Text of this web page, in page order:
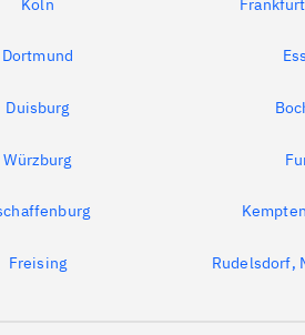
Köln
Dortmund
Duisburg
Würzburg
Freising Rudelsdorf,